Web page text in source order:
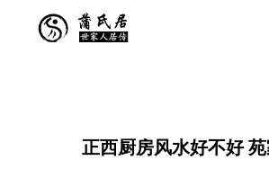
正西厨房风水好不好